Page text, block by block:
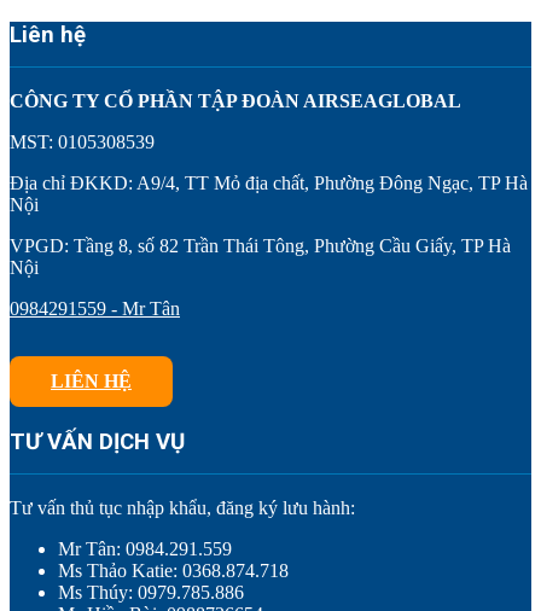
Liên hệ
CÔNG TY CỔ PHẦN TẬP ĐOÀN AIRSEAGLOBAL
MST: 0105308539
Địa chỉ ĐKKD: A9/4, TT Mỏ địa chất, Phường Đông Ngạc, TP Hà
Nội
VPGD: Tầng 8, số 82 Trần Thái Tông, Phường Cầu Giấy, TP Hà
Nội
0984291559 - Mr Tân
LIÊN HỆ
TƯ VẤN DỊCH VỤ
Tư vấn thủ tục nhập khẩu, đăng ký lưu hành:
Mr Tân: 0984.291.559
Ms Thảo Katie: 0368.874.718
Ms Thúy: 0979.785.886